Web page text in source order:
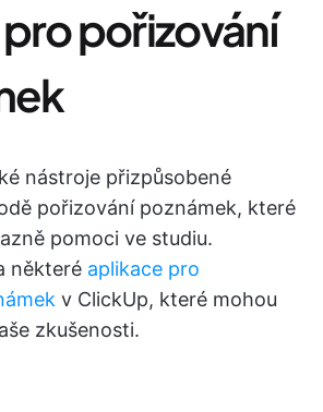
pořizování
nástroje přizpůsobené
pořizování poznámek, které
pomoci ve studiu.
některé aplikace pro
v ClickUp, které mohou
zkušenosti.